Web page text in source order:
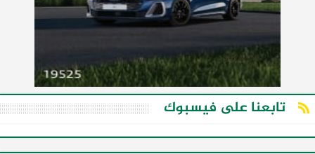
تابعنا على فيسبوك